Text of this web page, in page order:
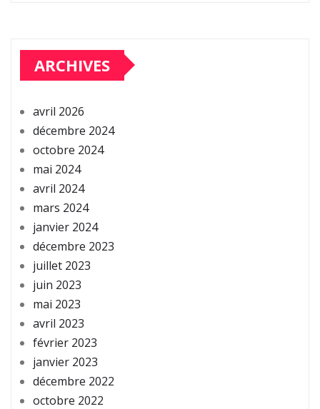
ARCHIVES
avril 2026
décembre 2024
octobre 2024
mai 2024
avril 2024
mars 2024
janvier 2024
décembre 2023
juillet 2023
juin 2023
mai 2023
avril 2023
février 2023
janvier 2023
décembre 2022
octobre 2022